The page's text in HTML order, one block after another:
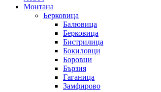
Монтана
Берковица
Балювица
Берковица
Бистрилица
Бокиловци
Боровци
Бързия
Гаганица
Замфирово